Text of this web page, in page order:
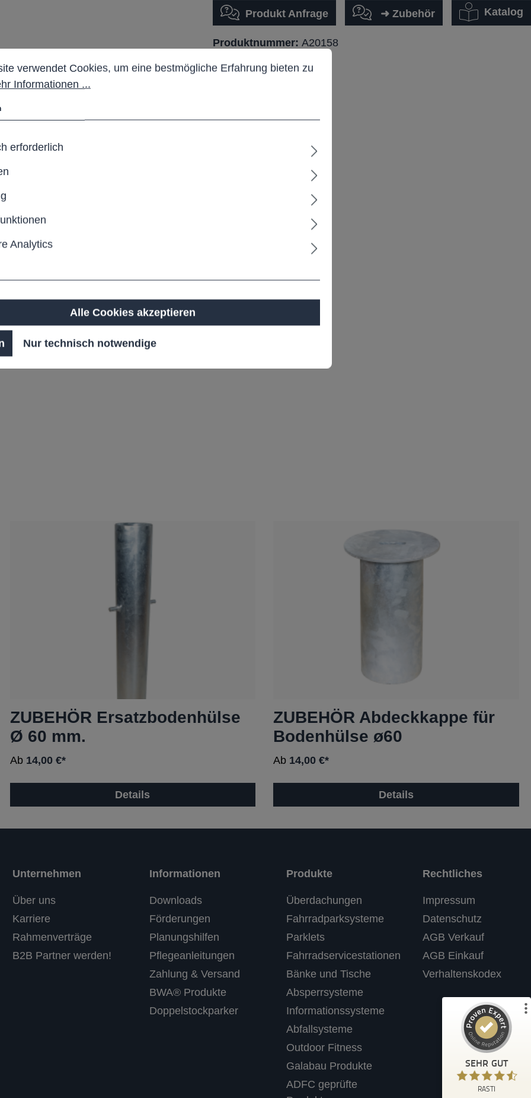
Produkt Anfrage ➜ Zubehör Katalog
Produktnummer:A20158
flexible
gedacht
2500 mm
ZUBEHÖR Ersatzbodenhülse
Ø 60 mm.
Ab 14,00 €*
Details
ZUBEHÖR Abdeckkappe für
Bodenhülse ø60
Ab 14,00 €*
Details
Unternehmen
Über uns
Karriere
Rahmenverträge
B2B Partner werden!
Informationen
Downloads
Förderungen
Planungshilfen
Pflegeanleitungen
Zahlung & Versand
BWA® Produkte
Doppelstockparker
Produkte
Überdachungen
Fahrradparksysteme
Parklets
Fahrradservicestationen
Bänke und Tische
Absperrsysteme
Informationssysteme
Abfallsysteme
Outdoor Fitness
Galabau Produkte
ADFC geprüfte
Rechtliches
Impressum
Datenschutz
AGB Verkauf
AGB Einkauf
Verhaltenskodex
verwendet Cookies, um eine bestmögliche Erfahrung bieten zu können.
verwendet Cookies, um eine bestmögliche Erfahrung bieten zu
Informationen ...
erforderlich
Analytics
Alle Cookies akzeptieren
Nur technisch notwendige
SEHR GUT
RASTI
RASTI
100
%
Empfehlungen auf
ProvenExpert.com
Bewertungen auf ProvenExpert.com
Erfahren Sie mehr über dieses Bewertungssiegel
Anonym